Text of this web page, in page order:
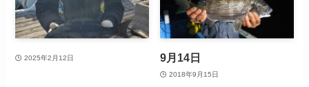
2025年2月12日 9月14日
2018年9月15日